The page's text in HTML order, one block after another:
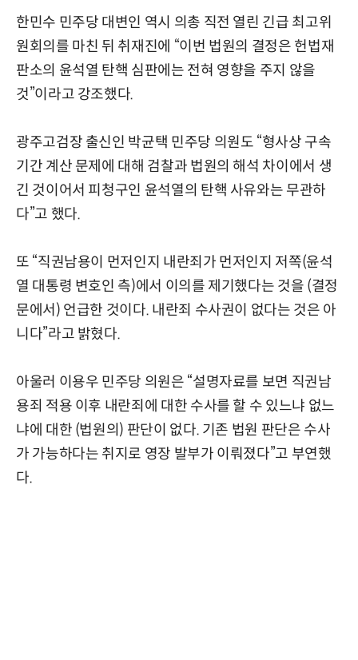
한민수 민주당 대변인 역시 의총 직전 열린 긴급 최고위
원회의를 마친 뒤 취재진에 “이번 법원의 결정은 헌법재
판소의 윤석열 탄핵 심판에는 전혀 영향을 주지 않을
것”이라고 강조했다.
광주고검장 출신인 박균택 민주당 의원도 “형사상 구속
기간 계산 문제에 대해 검찰과 법원의 해석 차이에서 생
긴 것이어서 피청구인 윤석열의 탄핵 사유와는 무관하
다”고 했다.
또 “직권남용이 먼저인지 내란죄가 먼저인지 저쪽(윤석
열 대통령 변호인 측)에서 이의를 제기했다는 것을 (결정
문에서) 언급한 것이다. 내란죄 수사권이 없다는 것은 아
니다”라고 밝혔다.
아울러 이용우 민주당 의원은 “설명자료를 보면 직권남
용죄 적용 이후 내란죄에 대한 수사를 할 수 있느냐 없느
냐에 대한 (법원의) 판단이 없다. 기존 법원 판단은 수사
가 가능하다는 취지로 영장 발부가 이뤄졌다”고 부연했
다.